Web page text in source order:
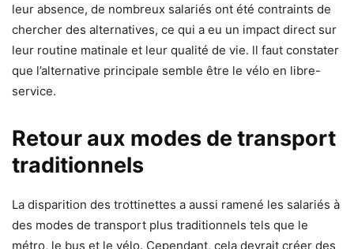
leur absence, de nombreux salariés ont été contraints de
chercher des alternatives, ce qui a eu un impact direct sur
leur routine matinale et leur qualité de vie. ll faut constater
que l’alternative principale semble être le vélo en libre-
service.
Retour aux modes de transport
traditionnels
La disparition des trottinettes a aussi ramené les salariés à
des modes de transport plus traditionnels tels que le
métro, le bus et le vélo. Cependant, cela devrait créer des